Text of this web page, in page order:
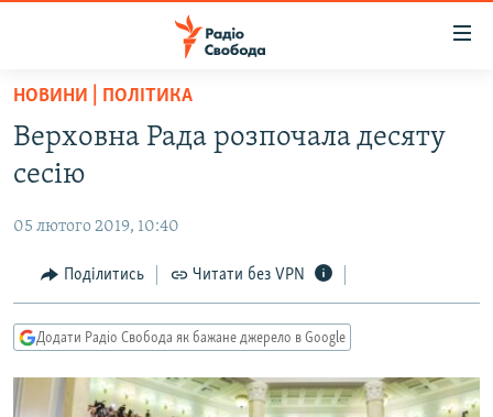
Перейти
основного
матеріалу
до
навігації
Перейти
до
ВСЕ ЗА ДОБУ
ПОЛІТИКА
ЕКОНОМІКА
КУЛЬТУРА
ВІЙНА
РОСІЙСЬКА «ФІЛЬТРАЦІЯ»
КРИМ.РЕАЛІЇ
ТИ ЯК?
НОВИНИ | ПОЛІТИКА
Верховна Рада розпочала десяту
сесію
05 лютого 2019, 10:40
Поділитись Читати без VPN
Додати Радіо Свобода як бажане джерело в Google